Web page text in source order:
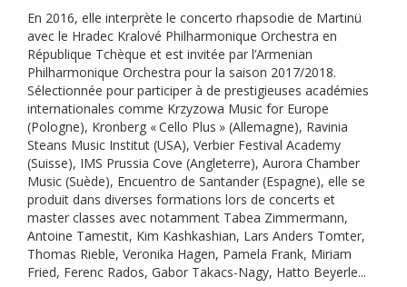
En 2016, elle interprète le concerto rhapsodie de Martinü
avec le Hradec Kralové Philharmonique Orchestra en
République Tchèque et est invitée par l’Armenian
Philharmonique Orchestra pour la saison 2017/2018.
Sélectionnée pour participer à de prestigieuses académies
internationales comme Krzyzowa Music for Europe
(Pologne), Kronberg «Cello Plus » (Allemagne), Ravinia
Steans Music Institut (USA), Verbier Festival Academy
(Suisse), IMS Prussia Cove (Angleterre), Aurora Chamber
Music (Suède), Encuentro de Santander (Espagne), elle se
produit dans diverses formations lors de concerts et
master classes avec notamment Tabea Zimmermann,
Antoine Tamestit, Kim Kashkashian, Lars Anders Tomter,
Thomas Rieble, Veronika Hagen, Pamela Frank, Miriam
Fried, Ferenc Rados, Gabor Takacs-Nagy, Hatto Beyerle...